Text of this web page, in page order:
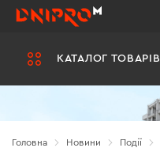
КАТАЛОГ ТОВАРІВ
Головна Новини Події